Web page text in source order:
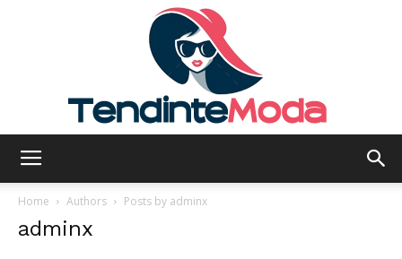
Home Authors Posts by adminx
adminx